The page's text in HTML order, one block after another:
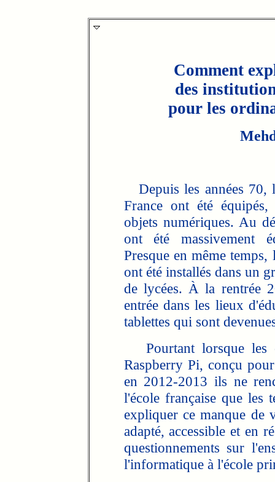
Comment
des
pour les
Depuis les années 70,
France ont été
objets numériques. Au
ont été massivement
Presque en même
ont été installés dans un
de lycées. À la rentrée
entrée dans les lieux
tablettes qui sont
Pourtant lorsque les
Raspberry Pi, conçu
en 2012-2013 ils ne
l'école française que les
expliquer ce manque
adapté, accessible et en
questionnements sur
l'informatique à l'école